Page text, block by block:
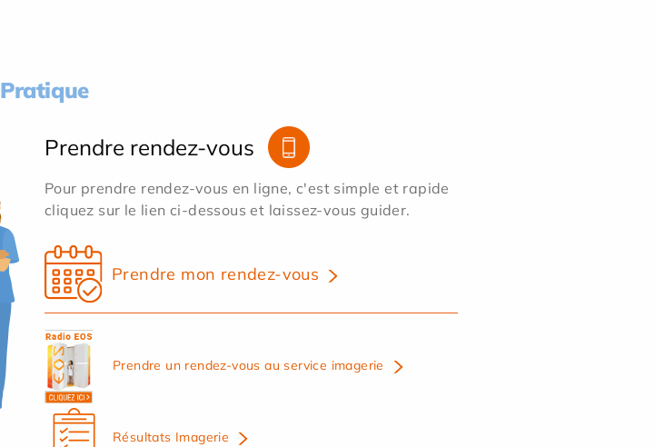
Pratique
Prendre rendez-vous
Pour prendre rendez-vous en ligne, c'est simple et rapide
cliquez sur le lien ci-dessous et laissez-vous guider.
Prendre mon rendez-vous
Prendre un rendez-vous au service imagerie
Résultats Imagerie